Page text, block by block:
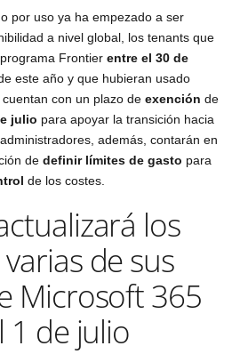
por uso ya ha empezado a ser
a nivel global, los tenants que
Frontierentre el 30 de
este año y que hubieran usado
con un plazo deexención de
julio para apoyar la transición hacia
además, contarán en
dedefinir límites de gasto para
de los costes.
los
de sus
Microsoft 365
de julio